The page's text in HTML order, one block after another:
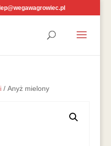
/ Anyż mielony